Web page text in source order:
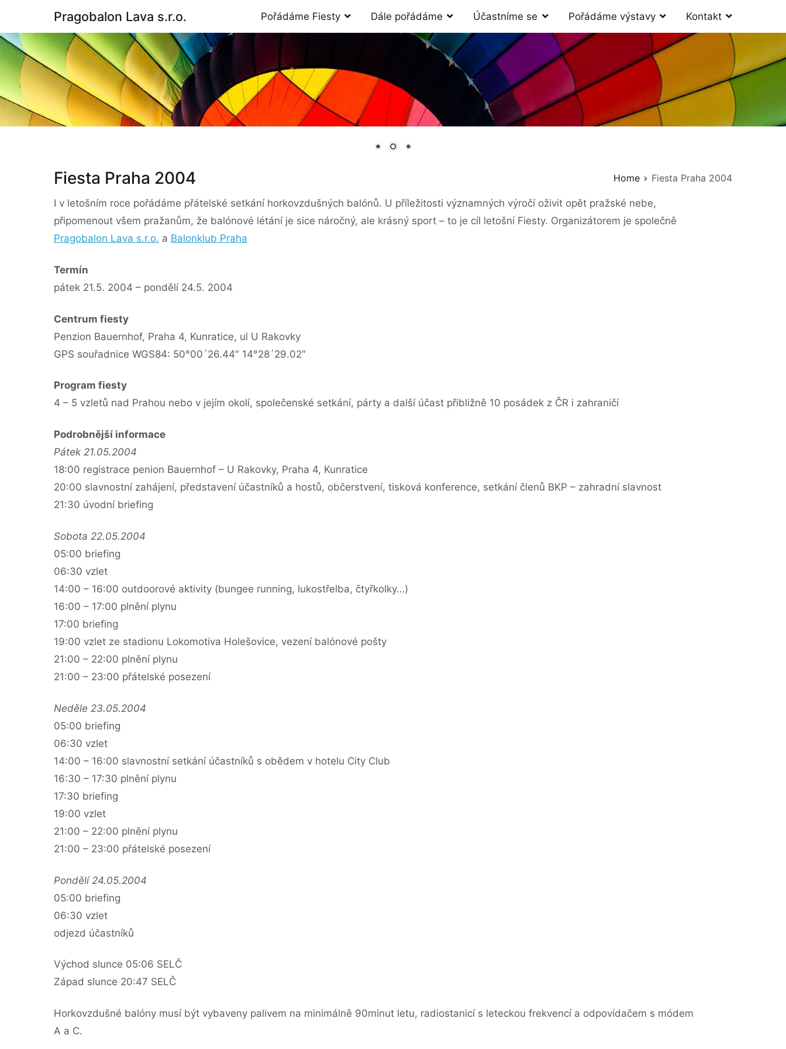
content
Pragobalon Lava s.r.o. Pořádáme Fiesty Dále pořádáme Účastníme se Pořádáme výstavy Kontakt
Fiesta Praha 2004 Home Fiesta Praha 2004
I v letošním roce pořádáme přátelské setkání horkovzdušných balónů. U příležitosti významných výročí oživit opět pražské nebe,
připomenout všem pražanům, že balónové létání je sice náročný, ale krásný sport – to je cíl letošní Fiesty. Organizátorem je společně
Pragobalon Lava s.r.o. a Balonklub Praha
Termín
pátek 21.5. 2004 – pondělí 24.5. 2004
Centrum fiesty
Penzion Bauernhof, Praha 4, Kunratice, ul U Rakovky
GPS souřadnice WGS84: 50°00´26.44″ 14°28´29.02″
Program fiesty
4 – 5 vzletů nad Prahou nebo v jejím okolí, společenské setkání, párty a další účast přibližně 10 posádek z ČR i zahraničí
Podrobnější informace
Pátek 21.05.2004
18:00 registrace penion Bauernhof – U Rakovky, Praha 4, Kunratice
20:00 slavnostní zahájení, představení účastníků a hostů, občerstvení, tisková konference, setkání členů BKP – zahradní slavnost
21:30 úvodní briefing
Sobota 22.05.2004
05:00 briefing
06:30 vzlet
14:00 – 16:00 outdoorové aktivity (bungee running, lukostřelba, čtyřkolky…)
16:00 – 17:00 plnění plynu
17:00 briefing
19:00 vzlet ze stadionu Lokomotiva Holešovice, vezení balónové pošty
21:00 – 22:00 plnění plynu
21:00 – 23:00 přátelské posezení
Neděle 23.05.2004
05:00 briefing
06:30 vzlet
14:00 – 16:00 slavnostní setkání účastníků s obědem v hotelu City Club
16:30 – 17:30 plnění plynu
17:30 briefing
19:00 vzlet
21:00 – 22:00 plnění plynu
21:00 – 23:00 přátelské posezení
Pondělí 24.05.2004
05:00 briefing
06:30 vzlet
odjezd účastníků
Východ slunce 05:06 SELČ
Západ slunce 20:47 SELČ
Horkovzdušné balóny musí být vybaveny palivem na minimálně 90minut letu, radiostanicí s leteckou frekvencí a odpovídačem s módem
A a C.